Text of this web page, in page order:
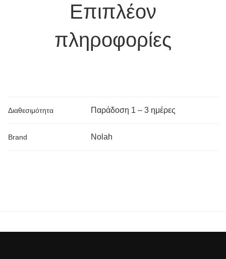
Επιπλέον
πληροφορίες
Διαθεσιμότητα Παράδoση 1 – 3 ημέρες
Brand Nolah